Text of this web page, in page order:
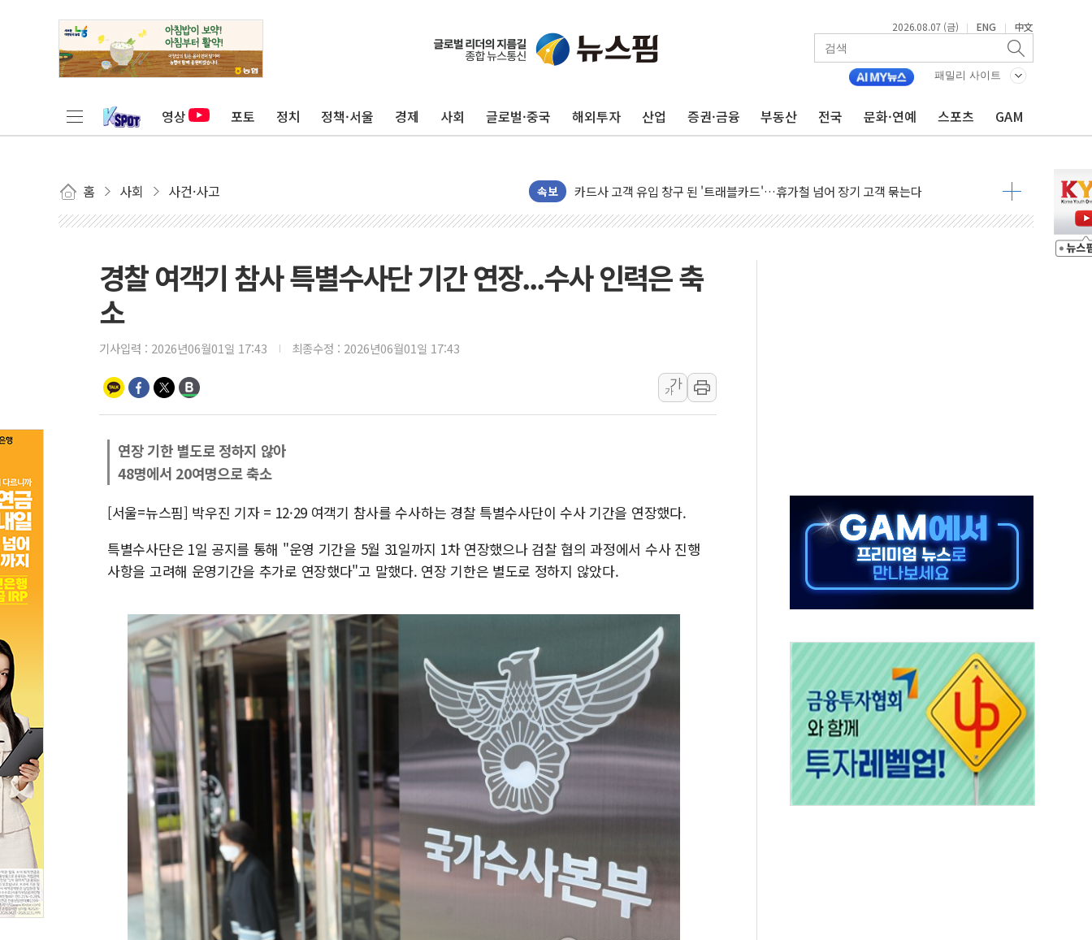
2026.08.07 (금) | ENG | 中文
패밀리 사이트
영상 포토 정치 정책·서울 경제 사회 글로벌·중국 해외투자 산업 증권·금융 부동산 전국 문화·연예 스포츠 GAM
홈 사회 사건·사고 속보
[뉴스핌 이 시각 PICK] 李, 오늘 부동산 2차 회의 外
제나벨, 배우 공승연 브랜드 모델 발탁… 부산 광안서 약국 팝업스토어 운영
트럼프, 폴리실리콘·태양광에 15% 관세…한국 등엔 '합산 상한' 적용
트럼프, '원정출산 시민권 차단' 행정명령 서명…출생시민권 제한 재시동
트럼프 "이란전 조만간 끝날 것"…군수품 부족설 일축 "막대한 무기 보유"
[금/유가] 이란의 호르무즈 해협 통항 제한 검토에 유가 3% 급등…금값 보합
뉴욕증시, 유가·금리 부담에 하락…다우 5거래일 랠리 '마침표'
[오늘의 정치일정] 8월 7일(금)
[오늘의 국회일정] 상임위·세미나·기자회견·주요 정당 - 8월 7일
이란, 美·이스라엘 선박 호르무즈 통항 제한 추진…美 "통행 막을 권한 없어"
유럽증시, 견조한 실적 소화하며 대부분 상승… "2분기 기업 순이익 21% 증가" 전망
리투아니아 국방 "러, 우크라 드론으로 나토 회원국 공격 검토… 거짓 깃발 작전"
경찰 여객기 참사 특별수사단 기간 연장...수사 인력은 축
소
기사입력 : 2026년06월01일 17:43 최종수정 : 2026년06월01일 17:43
가
가
연장 기한 별도로 정하지 않아
48명에서 20여명으로 축소
[서울=뉴스핌] 박우진 기자 = 12·29 여객기 참사를 수사하는 경찰 특별수사단이 수사 기간을 연장했다.
특별수사단은 1일 공지를 통해 "운영 기간을 5월 31일까지 1차 연장했으나 검찰 협의 과정에서 수사 진행
사항을 고려해 운영기간을 추가로 연장했다"고 말했다. 연장 기한은 별도로 정하지 않았다.